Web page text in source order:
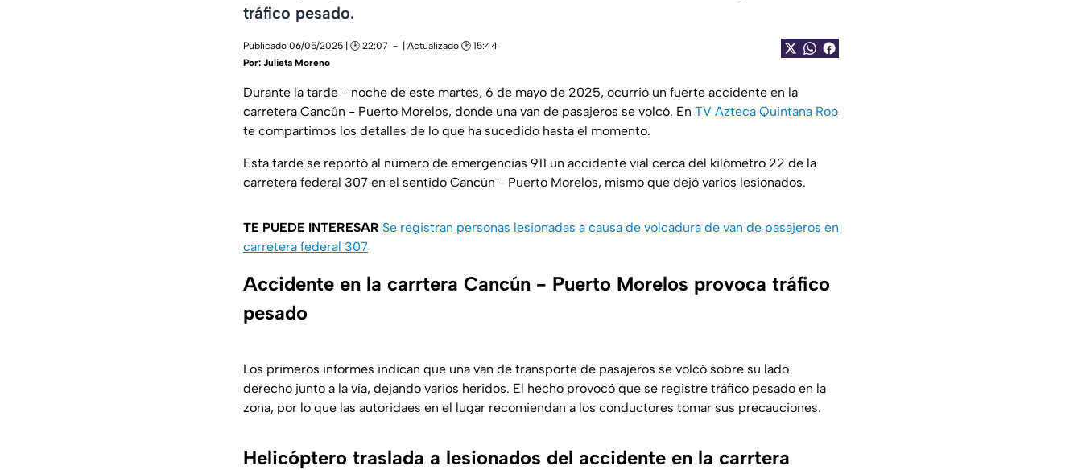
tráfico pesado.
Publicado 06/05/2025 | 🕑 22:07
| Actualizado 🕑 15:44
Por: Julieta Moreno
Durante la tarde - noche de este martes, 6 de mayo de 2025, ocurrió un fuerte accidente en la
carretera Cancún - Puerto Morelos, donde una van de pasajeros se volcó. En TV Azteca Quintana Roo
te compartimos los detalles de lo que ha sucedido hasta el momento.
Esta tarde se reportó al número de emergencias 911 un accidente vial cerca del kilómetro 22 de la
carretera federal 307 en el sentido Cancún - Puerto Morelos, mismo que dejó varios lesionados.
TE PUEDE INTERESAR Se registran personas lesionadas a causa de volcadura de van de pasajeros en
carretera federal 307
Accidente en la carrtera Cancún - Puerto Morelos provoca tráfico
pesado
Los primeros informes indican que una van de transporte de pasajeros se volcó sobre su lado
derecho junto a la vía, dejando varios heridos. El hecho provocó que se registre tráfico pesado en la
zona, por lo que las autoridaes en el lugar recomiendan a los conductores tomar sus precauciones.
Helicóptero traslada a lesionados del accidente en la carrtera